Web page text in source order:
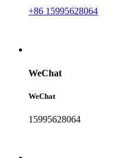
+86 15995628064
WeChat
WeChat
15995628064